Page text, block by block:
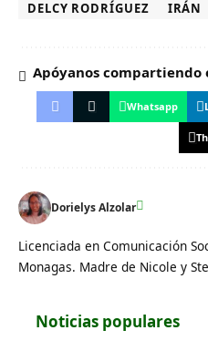
DELCY RODRÍGUEZ
IRÁN
Apóyanos
Whatsapp
Dorielys Alzolar
Licenciada en Comunicación
Monagas. Madre de Nicole y
Noticias populares